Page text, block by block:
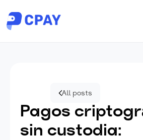
All posts
Pagos
sin custodia: